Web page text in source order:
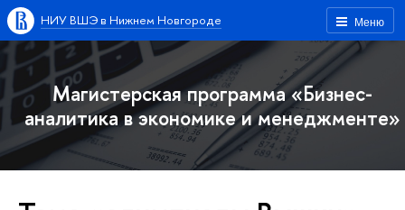
Меню
НИУ ВШЭ в Нижнем Новгороде
Магистерская программа «Бизнес-
аналитика в экономике и менеджменте»